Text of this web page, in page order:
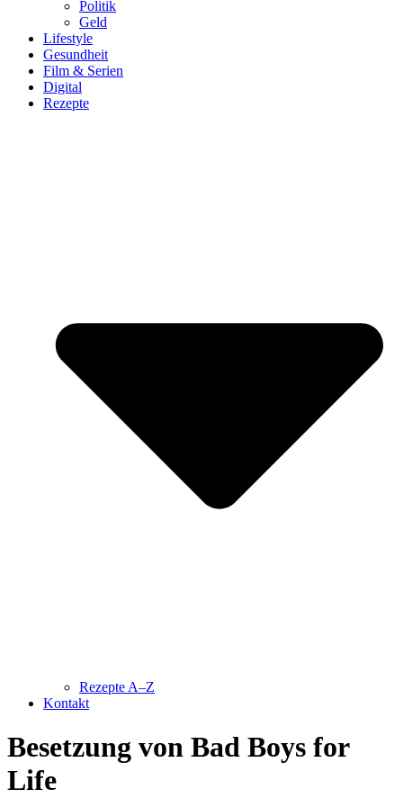
Politik
Geld
Lifestyle
Gesundheit
Film & Serien
Digital
Rezepte
Rezepte A–Z
Kontakt
Besetzung von Bad Boys for
Life